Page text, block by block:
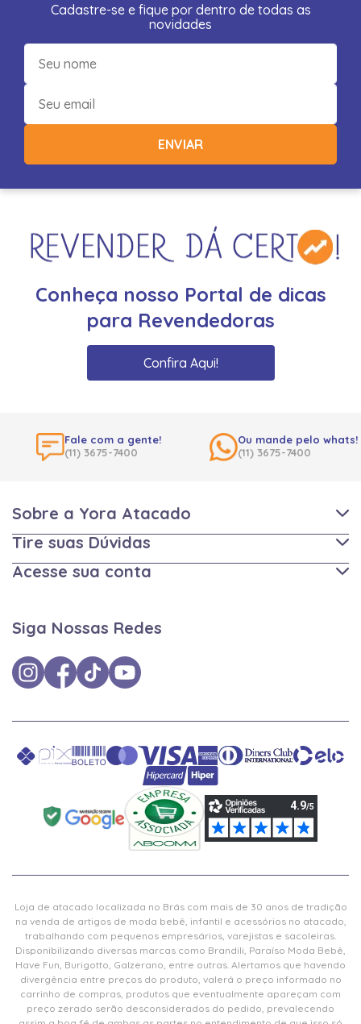
Cadastre-se e fique por dentro de todas as
novidades
ENVIAR
Conheça nosso Portal de dicas
para Revendedoras
Confira Aqui!
Fale com a gente!
(11) 3675-7400
Ou mande pelo whats!
(11) 3675-7400
Sobre a Yora Atacado
Tire suas Dúvidas
Acesse sua conta
Siga Nossas Redes
Loja de atacado localizada no Brás com mais de 30 anos de tradição
na venda de artigos de moda bebê, infantil e acessórios no atacado,
trabalhando com pequenos empresários, varejistas e sacoleiras.
Disponibilizando diversas marcas como Brandili, Paraíso Moda Bebê,
Have Fun, Burigotto, Galzerano, entre outras. Alertamos que havendo
divergência entre preços do produto, valerá o preço informado no
carrinho de compras, produtos que eventualmente apareçam com
preço zerado serão desconsiderados do pedido, prevalecendo